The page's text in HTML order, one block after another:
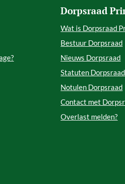
Dorpsraad
Wat is Dorpsraad
Bestuur Dorpsraad
Nieuws Dorpsraad
Statuten Dorpsraad
Notulen Dorpsraad
Contact met
Overlast melden?